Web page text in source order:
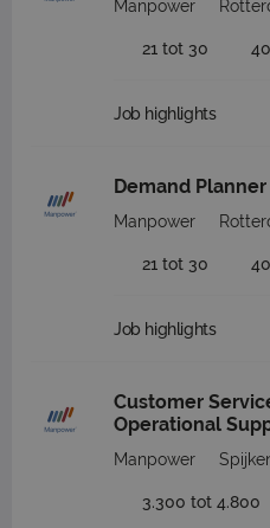
Manpower
21 tot 30
Job highlights
Demand
Manpower
21 tot 30
Job highlights
Customer
Operational
Manpower
3.300 tot 4.800